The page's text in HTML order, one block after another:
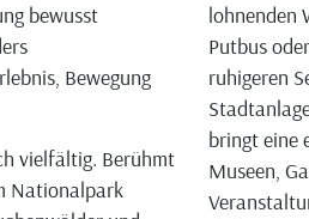
bewusst
Bewegung
vielfältig. Berühmt
Nationalpark
lohnenden
Putbus
ruhigeren
bringt eine
Museen,